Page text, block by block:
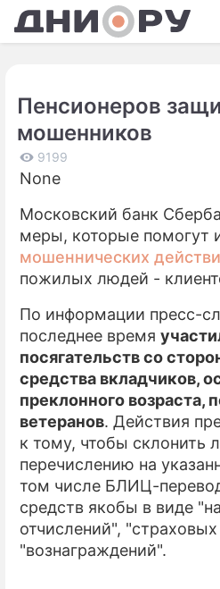
Пенсионеров
мошенников
9199
None
Московский банк
меры, которые помогут
мошеннических
пожилых людей -
По информации пресс-
последнее время
посягательств со
средства вкладчиков,
преклонного возраста,
ветеранов. Действия
к тому, чтобы склонить
перечислению на
том числе БЛИЦ-
средств якобы в виде
отчислений",
"вознаграждений".